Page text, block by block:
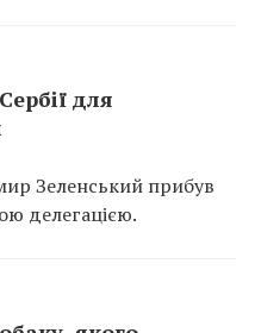
для
Зеленський прибув
делегацією.